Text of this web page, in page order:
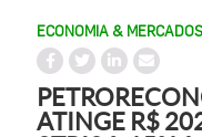
ECONOMIA & MERCADOS
ATINGE R$